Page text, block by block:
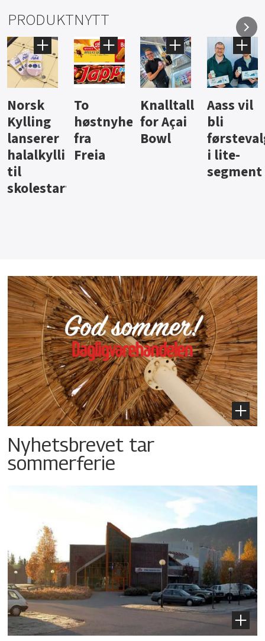
PRODUKTNYTT
Knalltall
for Açai
Bowl
Aass vil
bli
førstevalg
i lite-
Brus og
jus fra
Berentsen
Hard
iste fra
Hansa
Nyhetsbrevet tar
sommerferie